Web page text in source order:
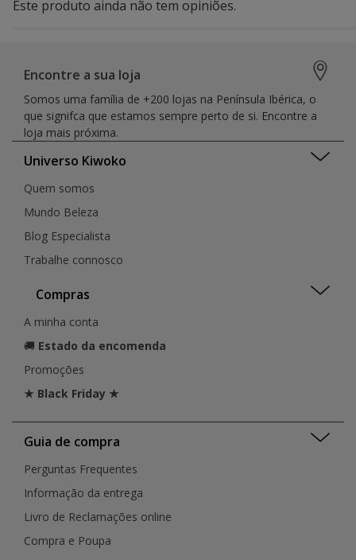
Este produto ainda não tem opiniões.
Encontre a sua loja
Somos uma família de +200 lojas na Península Ibérica, o
que signifca que estamos sempre perto de si. Encontre a
loja mais próxima.
Universo Kiwoko
Quem somos
Mundo Beleza
Blog Especialista
Trabalhe connosco
Compras
A minha conta
🚚 Estado da encomenda
Promoções
★ Black Friday ★
Guia de compra
Perguntas Frequentes
Informação da entrega
Livro de Reclamações online
Compra e Poupa